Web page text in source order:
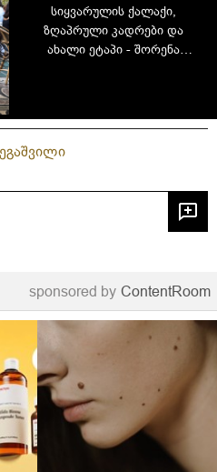
სიყვარულის ქალაქი,
ზღაპრული კადრები და
ახალი ეტაპი - შორენა
sponsored by ContentRoom